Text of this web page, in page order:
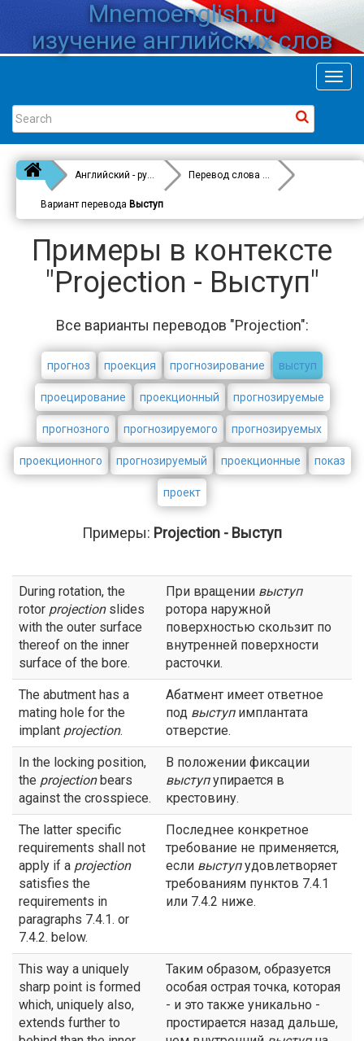
Mnemoenglish.ru
изучение английских слов
Английский - русский Перевод слова
Projection
Вариант перевода Выступ
Примеры в контексте
"Projection - Выступ"
Все варианты переводов "Projection":
прогноз проекция прогнозирование выступ
проецирование проекционный прогнозируемые
прогнозного прогнозируемого прогнозируемых
проекционного прогнозируемый проекционные показ
проект
Примеры: Projection - Выступ
During rotation, the
rotor projectionslides
with the outer surface
thereof on the inner
surface of the bore.
При вращении выступ
ротора наружной
поверхностью скользит по
внутренней поверхности
расточки.
The abutment has a
mating hole for the
implant projection.
Абатмент имеет ответное
под выступимплантата
отверстие.
In the locking position,
the projectionbears
against the crosspiece.
В положении фиксации
выступупирается в
крестовину.
The latter specific
requirements shall not
apply if a projection
satisfies the
requirements in
paragraphs 7.4.1. or
7.4.2. below.
Последнее конкретное
требование не применяется,
если выступудовлетворяет
требованиям пунктов 7.4.1
или 7.4.2 ниже.
This way a uniquely
sharp point is formed
which, uniquely also,
extends further to
Таким образом, образуется
особая острая точка, которая
- и это также уникально -
простирается назад дальше,